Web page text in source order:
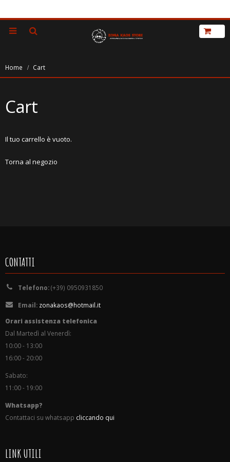
Home Cart
Cart
Il tuo carrello è vuoto.
Torna al negozio
CONTATTI
Telefono:(+39) 0950931850
Email: zonakaos@hotmail.it
Orari assistenza telefonica
Dal Martedì al Venerdì:
10:00 - 13:00
16:00 - 20:00
Sabato:
11:00 - 19:00
Whatsapp?
Contattaci su whatsapp cliccando qui
LINK UTILI